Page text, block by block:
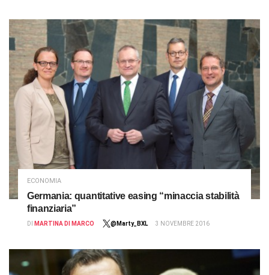
ECONOMIA
Germania: quantitative easing “minaccia stabilità
finanziaria”
DI MARTINA DI MARCO @Marty_BXL 3 NOVEMBRE 2016